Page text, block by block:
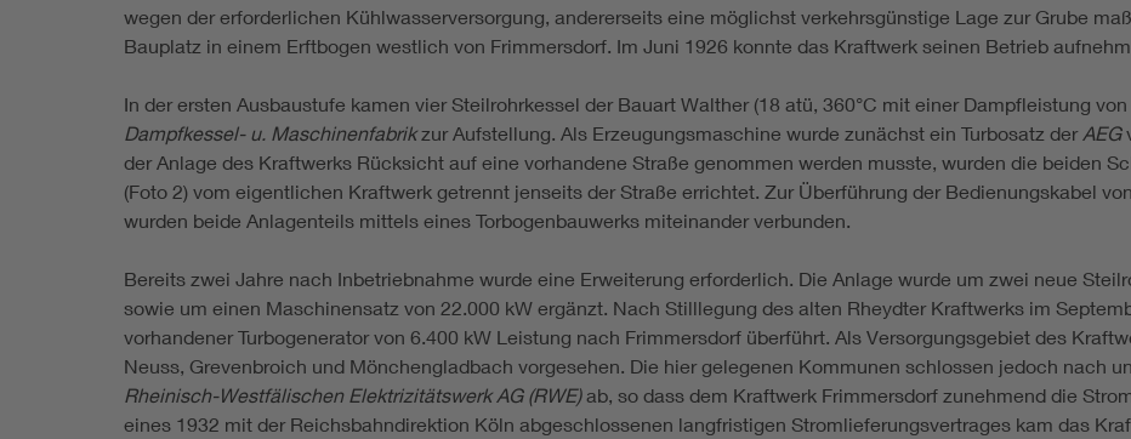
wegen der erforderlichen Kühlwasserversorgung, andererseits eine möglichst verkehrsgünstige Lage zur Grube
Bauplatz in einem Erftbogen westlich von Frimmersdorf. Im Juni 1926 konnte das Kraftwerk seinen Betrieb
In der ersten Ausbaustufe kamen vier Steilrohrkessel der Bauart Walther (18 atü, 360°C mit einer Dampfleistung
Dampfkessel- u. Maschinenfabrikzur Aufstellung. Als Erzeugungsmaschine wurde zunächst ein Turbosatz der AEG
der Anlage des Kraftwerks Rücksicht auf eine vorhandene Straße genommen werden musste, wurden die beiden
(Foto 2) vom eigentlichen Kraftwerk getrennt jenseits der Straße errichtet. Zur Überführung der Bedienungskabel
wurden beide Anlagenteils mittels eines Torbogenbauwerks miteinander verbunden.
Bereits zwei Jahre nach Inbetriebnahme wurde eine Erweiterung erforderlich. Die Anlage wurde um zwei neue
sowie um einen Maschinensatz von 22.000 kW ergänzt. Nach Stilllegung des alten Rheydter Kraftwerks im
vorhandener Turbogenerator von 6.400 kW Leistung nach Frimmersdorf überführt. Als Versorgungsgebiet des
Neuss, Grevenbroich und Mönchengladbach vorgesehen. Die hier gelegenen Kommunen schlossen jedoch nach
Rheinisch-Westfälischen Elektrizitätswerk AG (RWE)ab, so dass dem Kraftwerk Frimmersdorf zunehmend die
eines 1932 mit der Reichsbahndirektion Köln abgeschlossenen langfristigen Stromlieferungsvertrages kam das